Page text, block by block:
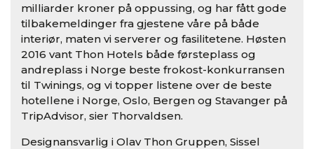
milliarder kroner på oppussing, og har fått gode
tilbakemeldinger fra gjestene våre på både
interiør, maten vi serverer og fasilitetene. Høsten
2016 vant Thon Hotels både førsteplass og
andreplass i Norge beste frokost-konkurransen
til Twinings, og vi topper listene over de beste
hotellene i Norge, Oslo, Bergen og Stavanger på
TripAdvisor, sier Thorvaldsen.
Designansvarlig i Olav Thon Gruppen, Sissel